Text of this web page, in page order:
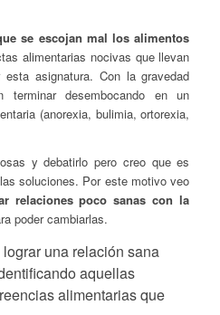
se escojan mal los alimentos
alimentarias nocivas que llevan
esta asignatura. Con la gravedad
terminar desembocando en un
(anorexia, bulimia, ortorexia,
y debatirlo pero creo que es
soluciones. Por este motivo veo
relaciones poco sanas con la
poder cambiarlas.
una relación sana
aquellas
alimentarias que